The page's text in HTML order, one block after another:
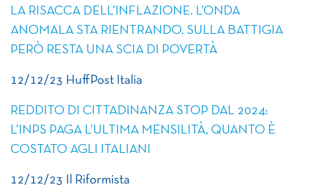
LA RISACCA DELL’INFLAZIONE. L’ONDA
ANOMALA STA RIENTRANDO. SULLA BATTIGIA
PERÒ RESTA UNA SCIA DI POVERTÀ
12/12/23 HuffPost Italia
REDDITO DI CITTADINANZA STOP DAL 2024:
L’INPS PAGA L’ULTIMA MENSILITÀ, QUANTO È
COSTATO AGLI ITALIANI
12/12/23 Il Riformista